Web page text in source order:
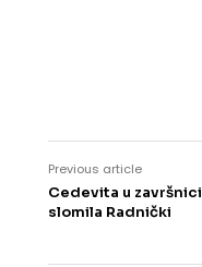
Previous article
Cedevita u završnici
slomila Radnički